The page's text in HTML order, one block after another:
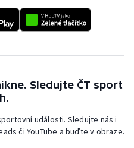
Sledujte ČT sport
události. Sledujte nás i
či YouTube a buďte v obraze.